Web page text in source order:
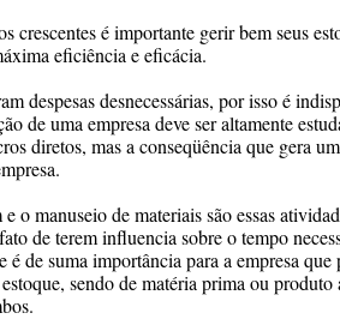
crescentes é importante gerir bem seus
eficiência e eficácia.
despesas desnecessárias, por isso é
de uma empresa deve ser altamente
diretos, mas a conseqüência que gera
o manuseio de materiais são essas
de terem influencia sobre o tempo
é de suma importância para a empresa
sendo de matéria prima ou